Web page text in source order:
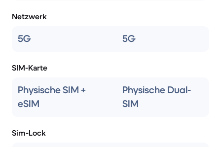
Netzwerk
5G 5G
SIM-Karte
Physische SIM +
eSIM
Physische Dual-
SIM
Sim-Lock